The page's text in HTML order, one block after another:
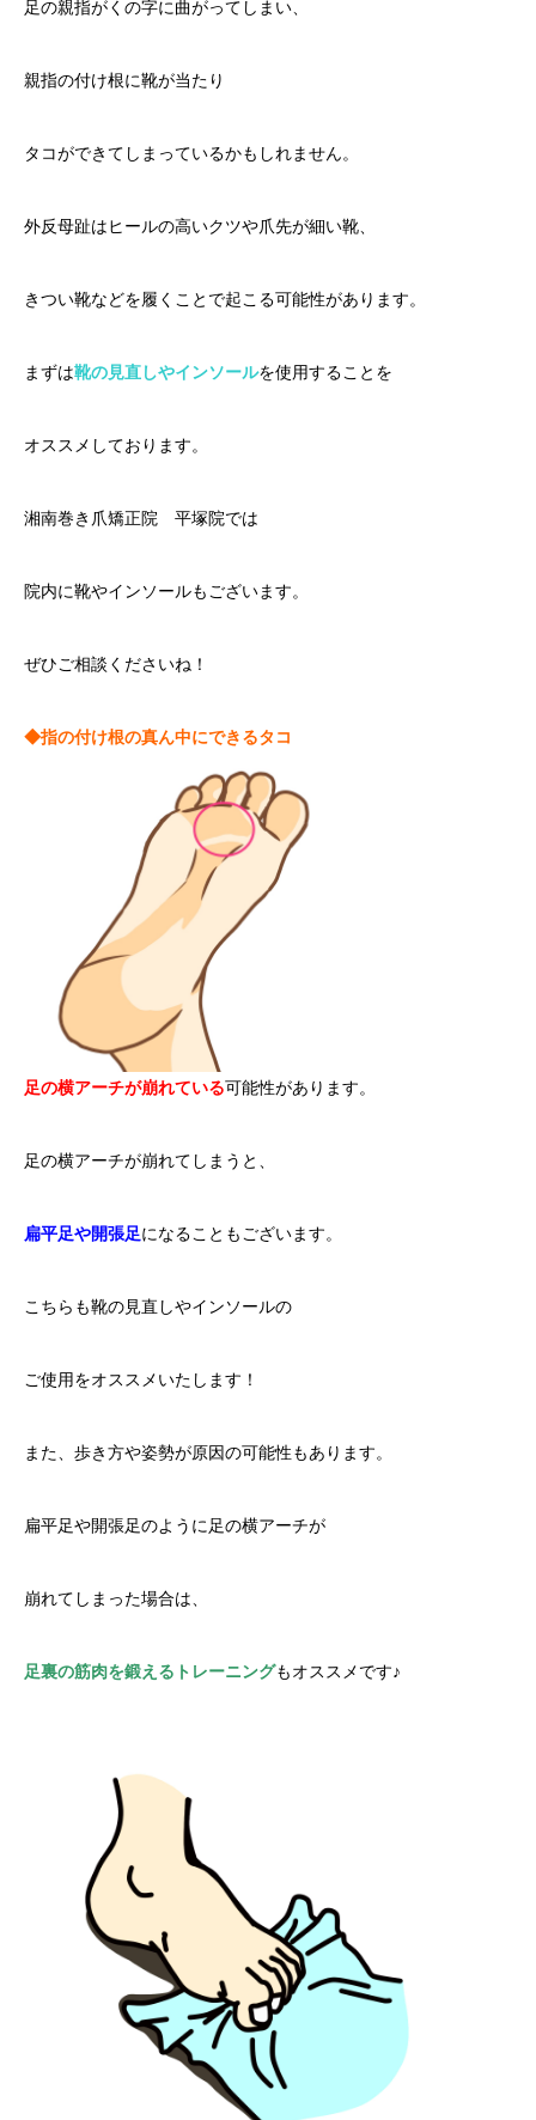
足の親指がくの字に曲がってしまい、
親指の付け根に靴が当たり
タコができてしまっているかもしれません。
外反母趾はヒールの高いクツや爪先が細い靴、
きつい靴などを履くことで起こる可能性があります。
まずは靴の見直しやインソールを使用することを
オススメしております。
湘南巻き爪矯正院 平塚院では
院内に靴やインソールもございます。
ぜひご相談くださいね！
◆指の付け根の真ん中にできるタコ
足の横アーチが崩れている可能性があります。
足の横アーチが崩れてしまうと、
扁平足や開張足になることもございます。
こちらも靴の見直しやインソールの
ご使用をオススメいたします！
また、歩き方や姿勢が原因の可能性もあります。
扁平足や開張足のように足の横アーチが
崩れてしまった場合は、
足裏の筋肉を鍛えるトレーニングもオススメです♪